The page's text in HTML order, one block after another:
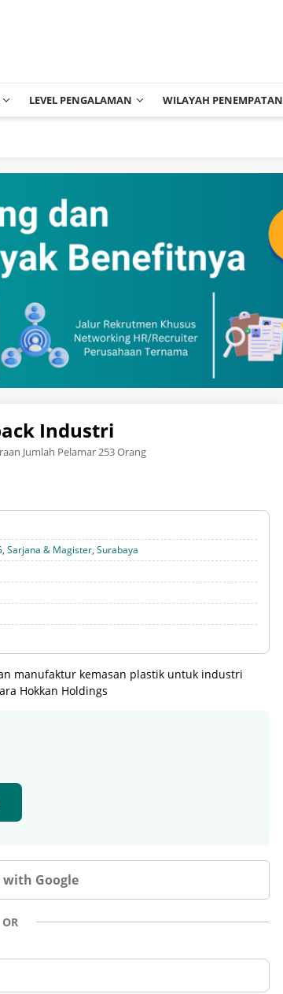
LEVEL PENGALAMAN WILAYAH PENEMPATAN
Industri
Jumlah Pelamar 253 Orang
, Sarjana & Magister, Surabaya
manufaktur kemasan plastik untuk industri
Hokkan Holdings
with Google
OR